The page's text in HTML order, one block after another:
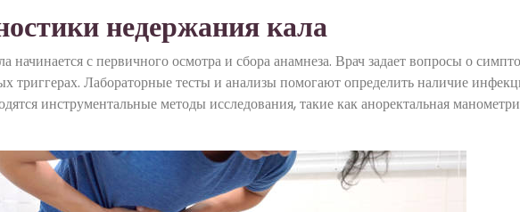
недержания кала
начинается с первичного осмотра и сбора анамнеза. Врач задает вопросы о
триггерах. Лабораторные тесты и анализы помогают определить наличие
инструментальные методы исследования, такие как аноректальная